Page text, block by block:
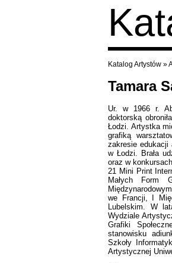
Katalog Artystów »
Tamara
Ur. w 1966 r.
doktorską
Łodzi. Artystka
grafiką
zakresie edukacji
w Łodzi. Brała
oraz w
21 Mini Print
Małych Form
we Francji, I
Lubelskim. W
Wydziale
Grafiki
stanowisku
Szkoły
Artystycznej